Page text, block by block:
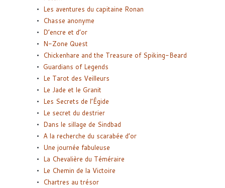
Les aventures du capitaine Ronan
Chasse anonyme
D’encre et d’or
N-Zone Quest
Chickenhare and the Treasure of Spiking-Beard
Guardians of Legends
Le Tarot des Veilleurs
Le Jade et le Granit
Les Secrets de l’Égide
Le secret du destrier
Dans le sillage de Sindbad
A la recherche du scarabée d’or
Une journée fabuleuse
La Chevalière du Téméraire
Le Chemin de la Victoire
Chartres au trésor